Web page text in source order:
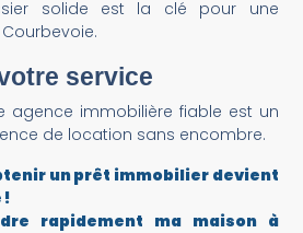
solide est la clé pour une
service
agence immobilière fiable est un
de location sans encombre.
un prêt immobilier devient
!
rapidement ma maison à